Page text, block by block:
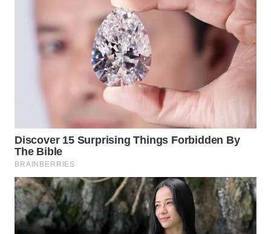
TEBING
TINGGI
KARAWANG
WN
WN
BOGOR